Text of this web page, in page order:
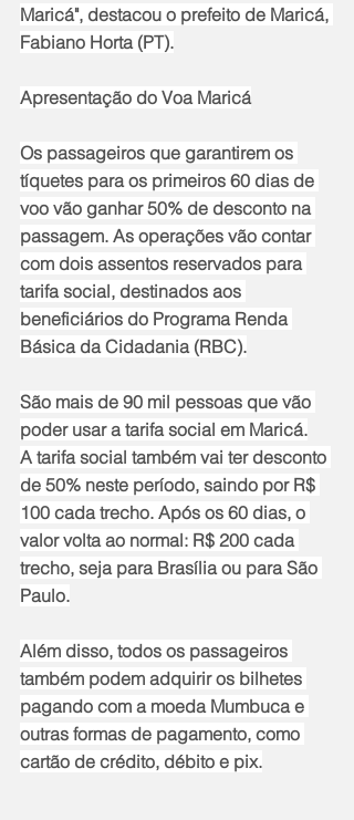
Maricá", destacou o prefeito de Maricá,
Fabiano Horta (PT).
Apresentação do Voa Maricá
Os passageiros que garantirem os
tíquetes para os primeiros 60 dias de
voo vão ganhar 50% de desconto na
passagem. As operações vão contar
com dois assentos reservados para
tarifa social, destinados aos
beneficiários do Programa Renda
Básica da Cidadania (RBC).
São mais de 90 mil pessoas que vão
poder usar a tarifa social em Maricá.
A tarifa social também vai ter desconto
de 50% neste período, saindo por R$
100 cada trecho. Após os 60 dias, o
valor volta ao normal: R$ 200 cada
trecho, seja para Brasília ou para São
Paulo.
Além disso, todos os passageiros
também podem adquirir os bilhetes
pagando com a moeda Mumbuca e
outras formas de pagamento, como
cartão de crédito, débito e pix.